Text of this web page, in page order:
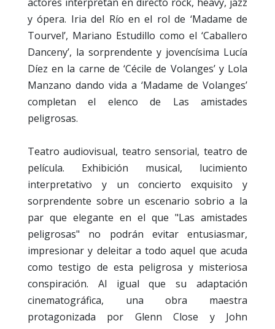
actores interpretan en directo rock, heavy, jazz
y ópera. Iria del Río en el rol de ‘Madame de
Tourvel’, Mariano Estudillo como el ‘Caballero
Danceny’, la sorprendente y jovencísima Lucía
Díez en la carne de ‘Cécile de Volanges’ y Lola
Manzano dando vida a ‘Madame de Volanges’
completan el elenco de Las amistades
peligrosas.
Teatro audiovisual, teatro sensorial, teatro de
película. Exhibición musical, lucimiento
interpretativo y un concierto exquisito y
sorprendente sobre un escenario sobrio a la
par que elegante en el que "Las amistades
peligrosas" no podrán evitar entusiasmar,
impresionar y deleitar a todo aquel que acuda
como testigo de esta peligrosa y misteriosa
conspiración. Al igual que su adaptación
cinematográfica, una obra maestra
protagonizada por Glenn Close y John